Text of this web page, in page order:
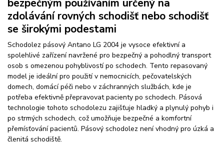
zdolávání rovných schodišť nebo schodišť
se širokými podestami
Schodolez pásový Antano LG 2004 je vysoce efektivní a
spolehlivé zařízení navržené pro bezpečný a pohodlný transport
osob s omezenou pohyblivostí po schodech. Tento repasovaný
model je ideální pro použití v nemocnicích, pečovatelských
domech, domácí péči nebo v záchranných službách, kde je
potřeba efektivně přepravovat pacienty po schodech. Pásová
technologie tohoto schodolezu zajišťuje hladký a plynulý pohyb i
po strmých schodech, což umožňuje bezpečné a komfortní
přemísťování pacientů. Pásový schodolez není vhodný pro úzká a
členitá schodiště.